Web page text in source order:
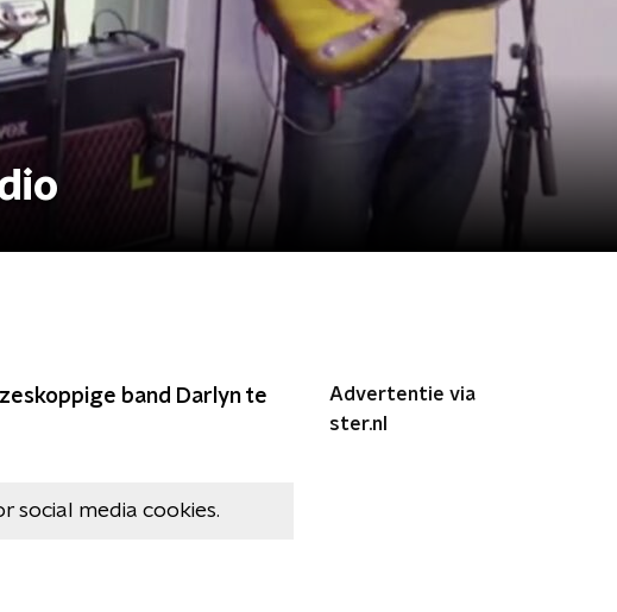
band Darlyn te
social media cookies.
Advertentie via
ster.nl